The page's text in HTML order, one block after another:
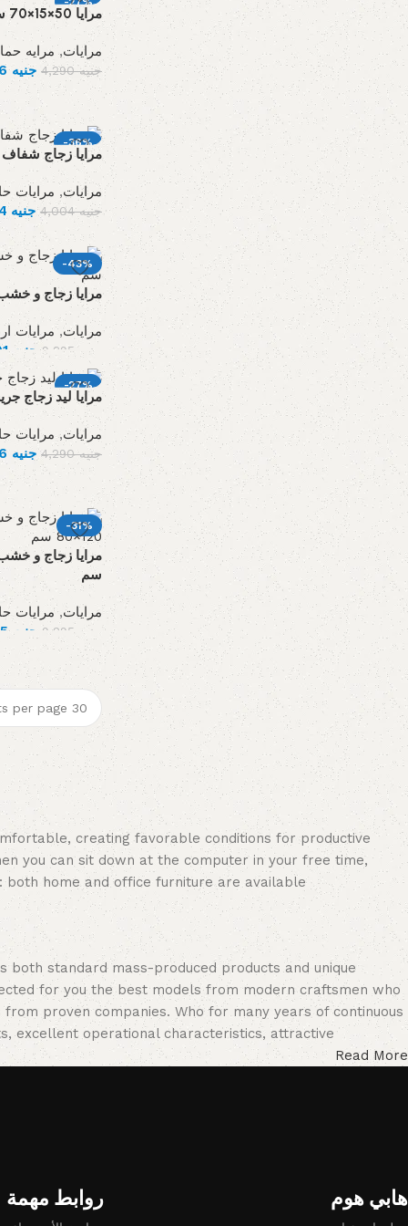
مرايا 50×15×70 سم من – بيج
مرايات, مرايه
جنيه4,290 جنيه3,146
-36%
مرايا زجاج شفاف – 120 ×
مرايات, مرايات
جنيه4,004 جنيه2,574
-43%
مرايا زجاج و خشب ام
مرايات,مرايات
جنيه جنيه5,291
-27%
مرايا ليد زجاج جريش
مرايات,مرايات
جنيه4,290 جنيه
-31%
سم
مرايات,مرايات
جنيه جنيه 6,435
creating favorable conditions for productive
you can sit down at the computer in your free time,
home and office furniture are available.
standard mass-produced products and unique
for you the best models from modern craftsmen who
proven companies. Who for many years of continuous
excellent operational characteristics, attractive
Read More
هابي هوم​ روابط مهمة